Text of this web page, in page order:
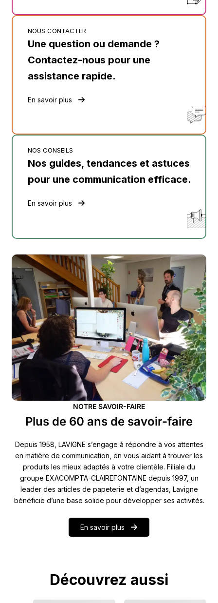
NOUS CONTACTER
Une question ou demande ?
Contactez-nous pour une
assistance rapide.
En savoir plus
NOS CONSEILS
Nos guides, tendances et astuces
pour une communication efficace.
En savoir plus
NOTRE SAVOIR-FAIRE
Plus de 60 ans de savoir-faire
Depuis 1958, LAVIGNE s’engage à répondre à vos attentes
en matière de communication, en vous aidant à trouver les
produits les mieux adaptés à votre clientèle. Filiale du
groupe EXACOMPTA-CLAIREFONTAINE depuis 1997, un
leader des articles de papeterie et d’agendas, Lavigne
bénéficie d’une base solide pour développer ses activités.
En savoir plus
Découvrez aussi